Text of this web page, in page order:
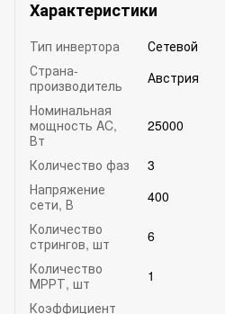
Характеристики
Тип инвертора
Сетевой
Страна-
производитель
Австрия
Номинальная
мощность AC,
Вт
25000
Количество фаз
3
Напряжение
сети, В
400
Количество
стрингов, шт
6
Количество
МРРТ, шт
1
Коэффициент